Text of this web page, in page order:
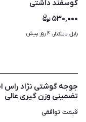
گوسفند داشتی
۵۳۰,۰۰۰
بابل، بابلکنار، ۴ روز پیش
جوجه گوشتی نژاد راس
تضمینی وزن گیری عالی
قیمت توافقی